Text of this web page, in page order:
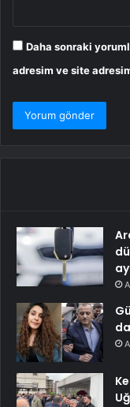
Daha sonraki
adresim ve site